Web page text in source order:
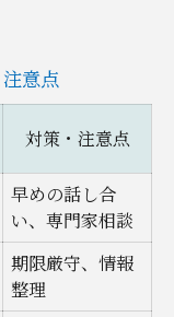
意点
対策・注意点
早めの話し合
い、専門家相談
期限厳守、情報
整理